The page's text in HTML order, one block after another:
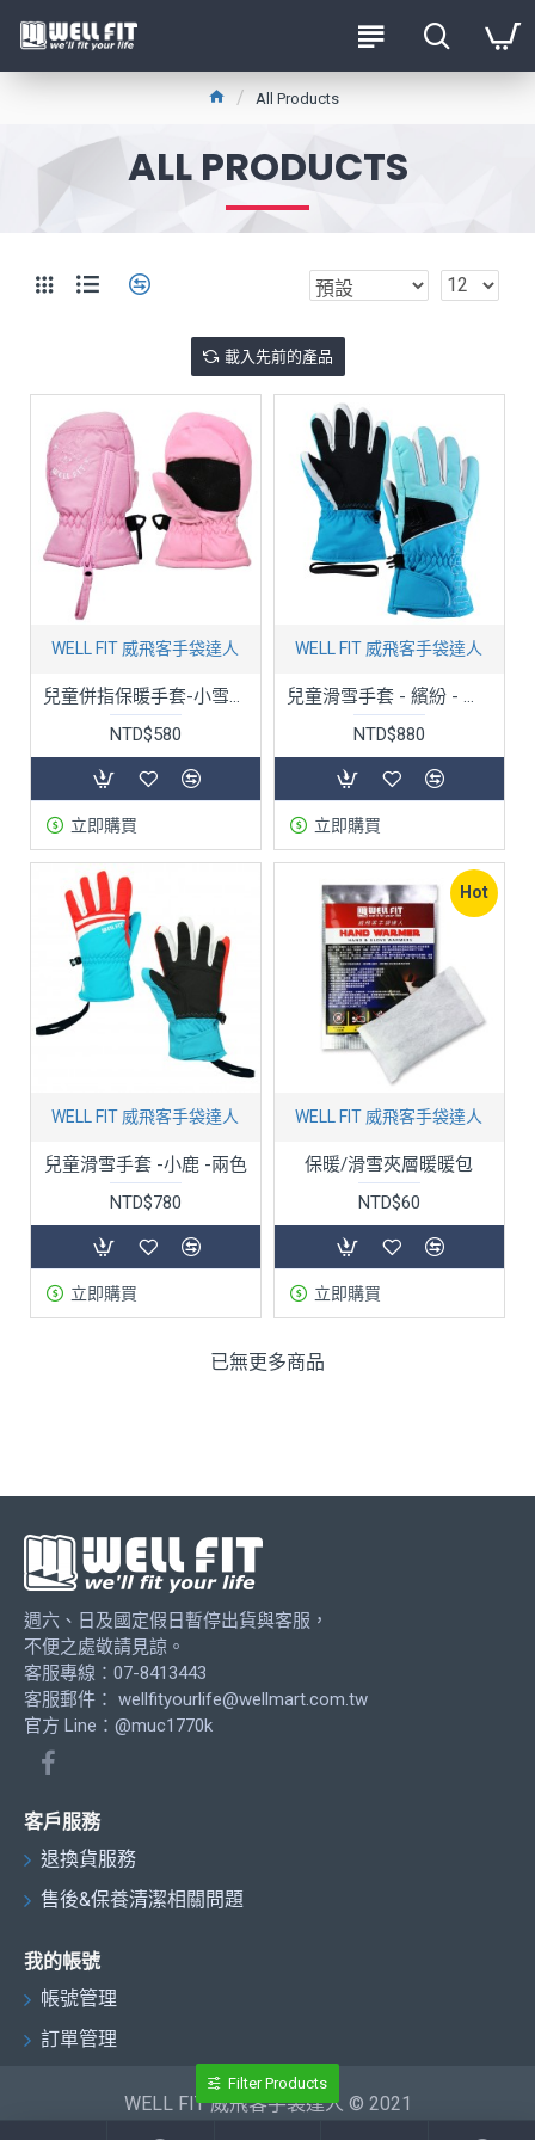
All Products
ALL PRODUCTS
載入先前的產品
WELL FIT 威飛客手袋達人
兒童併指保暖手套-小雪人-兩色
NTD$580
立即購買
WELL FIT 威飛客手袋達人
兒童滑雪手套 - 繽紛 - 五色
NTD$880
立即購買
WELL FIT 威飛客手袋達人
兒童滑雪手套 -小鹿 -兩色
NTD$780
立即購買
Hot
WELL FIT 威飛客手袋達人
保暖/滑雪夾層暖暖包
NTD$60
立即購買
已無更多商品
週六、日及國定假日暫停出貨與客服，
不便之處敬請見諒。
客服專線：07-8413443
客服郵件： wellfityourlife@wellmart.com.tw
官方 Line：@muc1770k
客戶服務
退換貨服務
售後&保養清潔相關問題
我的帳號
帳號管理
訂單管理
WELL FIT 威飛客手袋達人 © 2021
Filter Products